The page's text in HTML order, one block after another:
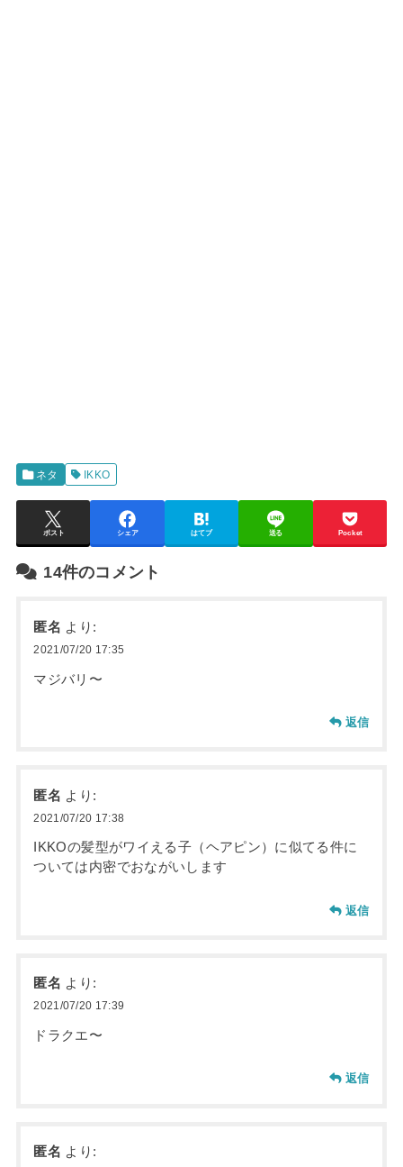
ネタ IKKO
ポスト シェア はてブ 送る Pocket
14件のコメント
匿名 より:
2021/07/20 17:35
マジバリ〜
返信
匿名 より:
2021/07/20 17:38
IKKOの髪型がワイえる子（ヘアピン）に似てる件に
ついては内密でおながいします
返信
匿名 より:
2021/07/20 17:39
ドラクエ〜
返信
匿名 より: